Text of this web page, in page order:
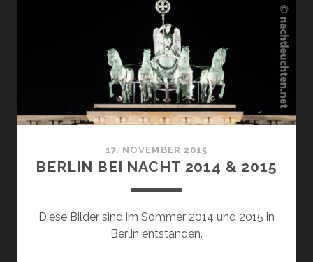
17. NOVEMBER 2015
BERLIN BEI NACHT 2014 & 2015
Diese Bilder sind im Sommer 2014 und 2015 in
Berlin entstanden.